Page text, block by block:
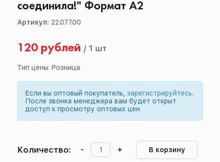
соединила!" Формат А2
Артикул: 22.077.00
120 рублей / 1 шт
Тип цены: Розница
Если вы оптовый покупатель, зарегистрируйтесь.
После звонка менеджера вам будет открыт
доступ к просмотру оптовых цен
Количество: - + В корзину